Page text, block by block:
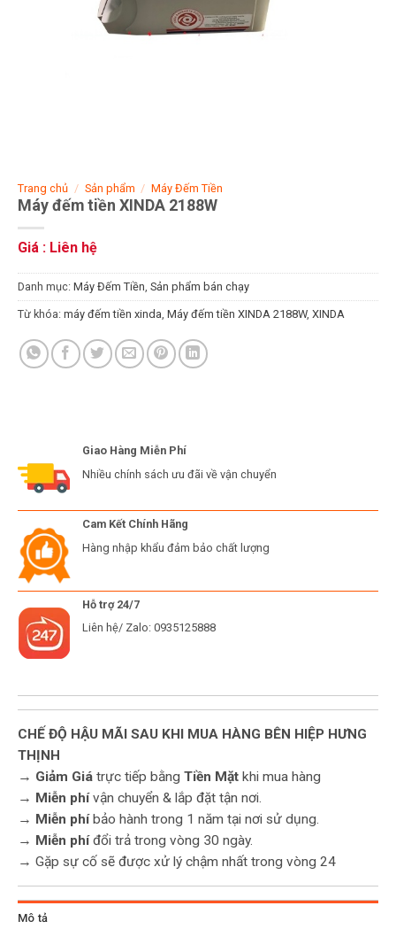
Trang chủ / Sản phẩm / Máy Đếm Tiền
Máy đếm tiền XINDA 2188W
Giá : Liên hệ
Danh mục: Máy Đếm Tiền, Sản phẩm bán chạy
Từ khóa: máy đếm tiền xinda, Máy đếm tiền XINDA 2188W, XINDA
Giao Hàng Miễn Phí
Nhiều chính sách ưu đãi về vận chuyển
Cam Kết Chính Hãng
Hàng nhập khẩu đảm bảo chất lượng
Hỗ trợ 24/7
Liên hệ/ Zalo: 0935125888
CHẾ ĐỘ HẬU MÃI SAU KHI MUA HÀNG BÊN HIỆP HƯNG
THỊNH
→ Giảm Giá trực tiếp bằng Tiền Mặt khi mua hàng
→ Miễn phívận chuyển & lắp đặt tận nơi.
→ Miễn phíbảo hành trong 1 năm tại nơi sử dụng.
→ Miễn phíđổi trả trong vòng 30 ngày.
→ Gặp sự cố sẽ được xử lý chậm nhất trong vòng 24
Mô tả